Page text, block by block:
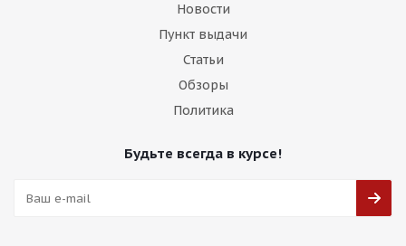
Новости
Пункт выдачи
Статьи
Обзоры
Политика
Будьте всегда в курсе!